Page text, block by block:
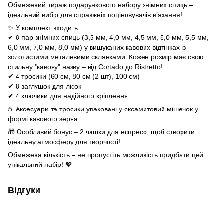
Обмежений тираж подарункового набору знімних спиць –
ідеальний вибір для справжніх поціновувачів в’язання!
✨ У комплект входить:
✔ 8 пар знімних спиць (3,5 мм, 4,0 мм, 4,5 мм, 5,0 мм, 5,5 мм,
6,0 мм, 7,0 мм, 8,0 мм) у вишуканих кавових відтінках із
золотистими металевими склянками. Кожен розмір має свою
стильну "кавову" назву – від Cortado до Ristretto!
✔ 4 тросики (60 см, 80 см (2 шт), 100 см)
✔ 8 заглушок для лісок
✔ 4 ключики для надійного кріплення
☕ Аксесуари та тросики упаковані у оксамитовий мішечок у
формі кавового зерна.
🎁 Особливий бонус – 2 чашки для еспресо, щоб створити
ідеальну атмосферу для творчості!
Обмежена кількість – не пропустіть можливість придбати цей
унікальний набір! 💖
Відгуки